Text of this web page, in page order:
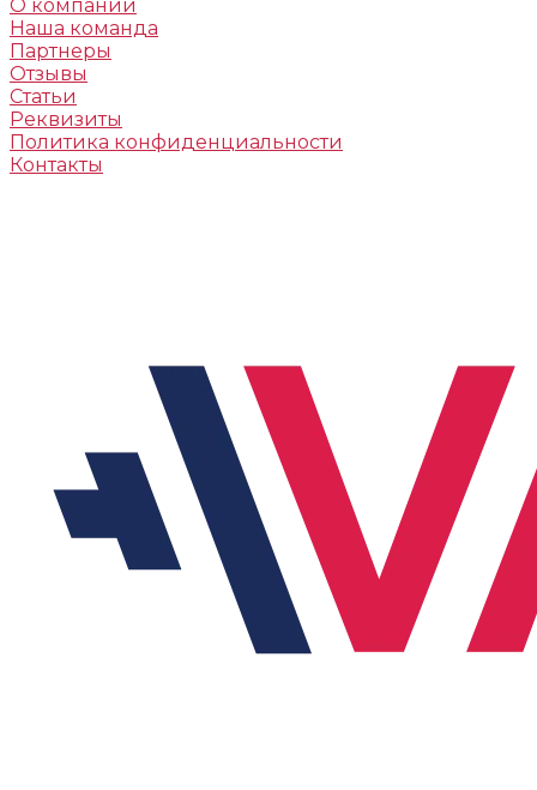
О компании
Наша команда
Партнеры
Отзывы
Статьи
Реквизиты
Политика конфиденциальности
Контакты